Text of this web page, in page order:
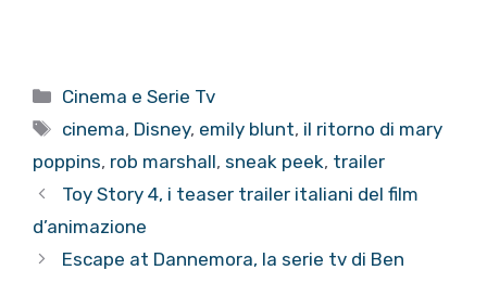
Categorie
Cinema e Serie Tv
Tag
cinema, Disney, emily blunt, il ritorno di mary
poppins, rob marshall, sneak peek, trailer
Toy Story 4, i teaser trailer italiani del film
d’animazione
Escape at Dannemora, la serie tv di Ben